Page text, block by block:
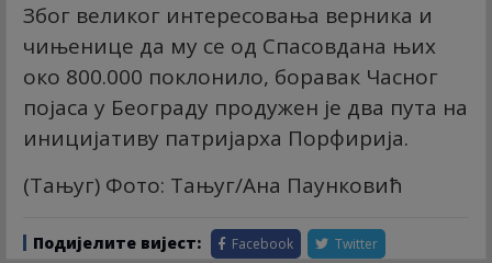
Због великог интересовања верника и
чињенице да му се од Спасовдана њих
око 800.000 поклонило, боравак Часног
појаса у Београду продужен је два пута на
иницијативу патријарха Порфирија.
(Тањуг) Фото: Тањуг/Ана Паунковић
Подијелите вијест: Facebook Twitter